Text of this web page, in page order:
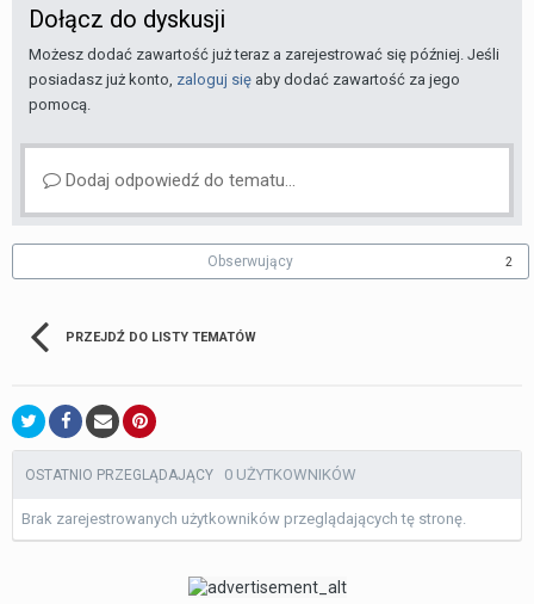
Dołącz do dyskusji
Możesz dodać zawartość już teraz a zarejestrować się później. Jeśli
posiadasz już konto, zaloguj się aby dodać zawartość za jego
pomocą.
Dodaj odpowiedź do tematu...
Obserwujący 2
PRZEJDŹ DO LISTY TEMATÓW
OSTATNIO PRZEGLĄDAJĄCY 0 UŻYTKOWNIKÓW
Brak zarejestrowanych użytkowników przeglądających tę stronę.